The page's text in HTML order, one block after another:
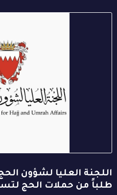
طلباً من حملات الحج